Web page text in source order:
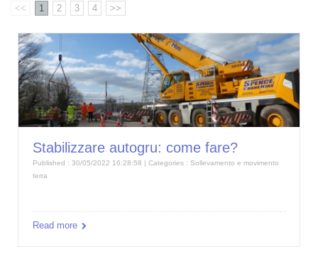
<< 1 2 3 4 >>
Stabilizzare autogru: come fare?
Published : 30/05/2022 16:28:58 | Categories : Sollevamento e movimento
terra
Read more